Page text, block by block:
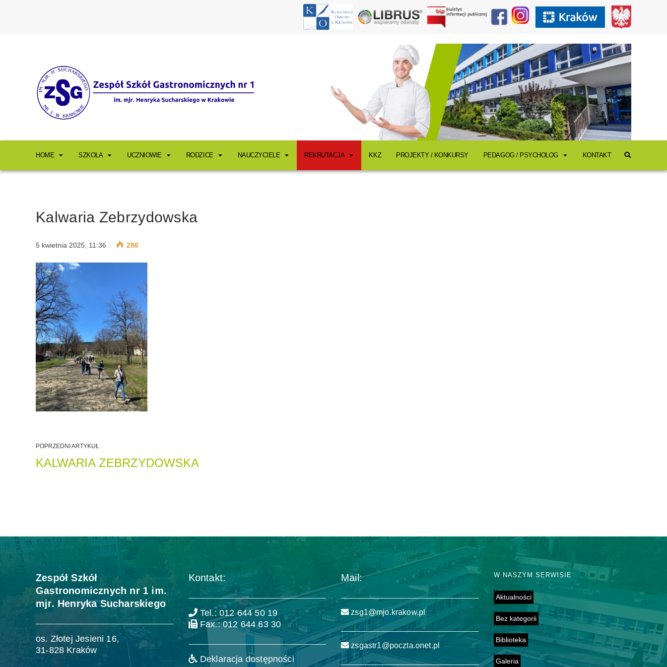
HOME SZKOŁA UCZNIOWIE RODZICE NAUCZYCIELE REKRUTACJA KKZ PROJEKTY / KONKURSY PEDAGOG / PSYCHOLOG KONTAKT
Kalwaria Zebrzydowska
5 kwietnia 2025, 11:36 286
POPRZEDNI ARTYKUŁ
KALWARIA ZEBRZYDOWSKA
Zespół Szkół
Gastronomicznych nr 1 im.
mjr. Henryka Sucharskiego
os. Złotej Jesieni 16,
31-828 Kraków
Kontakt:
Tel.: 012 644 50 19
Fax.: 012 644 63 30
Deklaracja dostępności
Mail:
zsg1@mjo.krakow.pl
zsgastr1@poczta.onet.pl
W NASZYM SERWISIE
Aktualności
Bez kategorii
Biblioteka
Galeria